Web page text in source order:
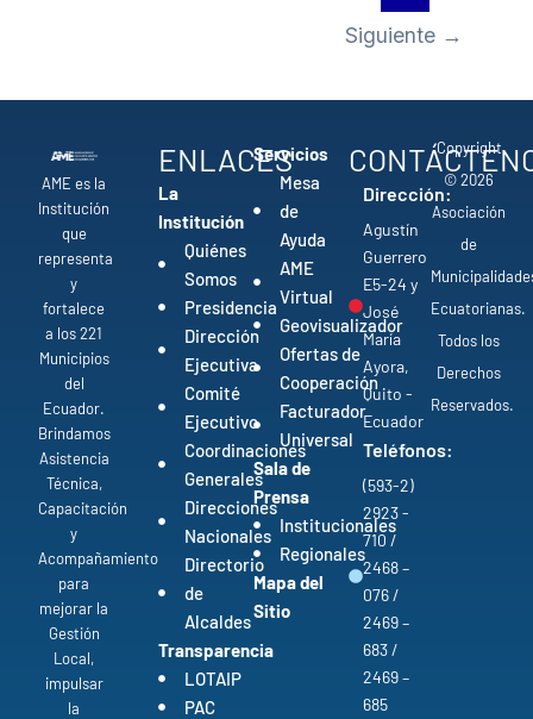
Siguiente →
AME es la
Institución
que
representa
y
fortalece
a los 221
Municipios
del
Ecuador.
Brindamos
Asistencia
Técnica,
Capacitación
y
Acompañamiento
para
mejorar la
Gestión
Local,
impulsar
la
ENLACES
La
Institución
Quiénes
Somos
Presidencia
Dirección
Ejecutiva
Comité
Ejecutivo
Coordinaciones
Generales
Direcciones
Nacionales
Directorio
de
Alcaldes
Transparencia
LOTAIP
PAC
Servicios
Mesa
de
Ayuda
AME
Virtual
Geovisualizador
Ofertas de
Cooperación
Facturador
Universal
Sala de
Prensa
Institucionales
Regionales
Mapa del
Sitio
Dirección:
Agustín
Guerrero
E5-24 y
José
María
Ayora,
Quito -
Ecuador
Teléfonos:
(593-2)
2923 -
710 /
2468 –
076 /
2469 –
683 /
2469 –
685
Copyright
© 2026
Asociación
de
Ecuatorianas.
Todos los
Derechos
Reservados.